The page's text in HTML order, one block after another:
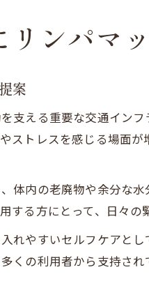
体調管理を強化する
リンパマッサー
体調改善につな
リンパマッサー
リンパマッサー
東西線利用者が
運行状況と合わ
ストレス軽減に
ンパマ
案
支える重要な交通イン
ストレスを感じる場面
体内の老廃物や余分な
する方にとって、日々の
れやすいセルフケアと
くの利用者から支持され